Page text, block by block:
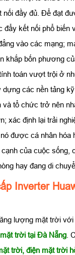
nối đầy đủ. Để đạt
đẩy kết nối phổ biến
vào các mạng;
khắp bốn phương
toán vượt trội ở
dựng các nền tảng
và tổ chức trở nên
xác định lại trải
được cá nhân hóa
của cuộc sống,
hay đang di
Inverter
lượng mặt trời với
trời tại Đà Nẵng .
trời, điện mặt trời